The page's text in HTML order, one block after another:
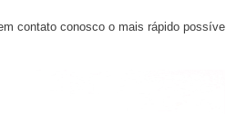
contato conosco o mais rápido possíve